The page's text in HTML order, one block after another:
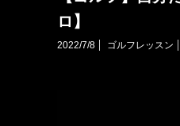
ロ】
2022/7/8 ゴルフレッスン